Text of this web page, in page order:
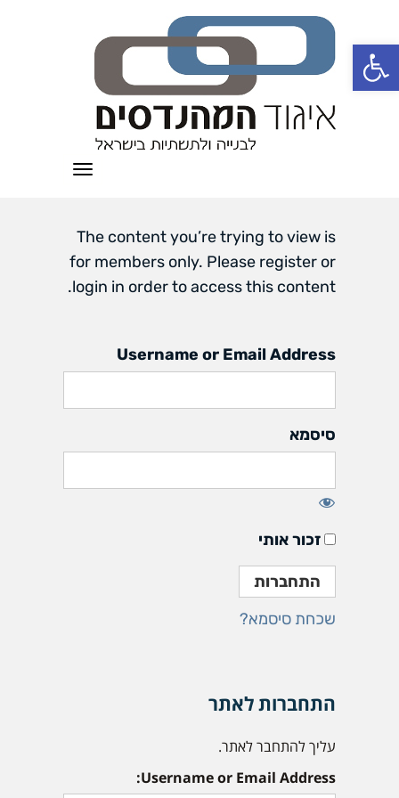
פתח סרגל נגישות
תפריט
The content you’re trying to view is
for members only. Please register or
login in order to access this content.
Username or Email Address
סיסמא
זכור אותי
שכחת סיסמא?
התחברות לאתר
עליך להתחבר לאתר.
Username or Email Address: